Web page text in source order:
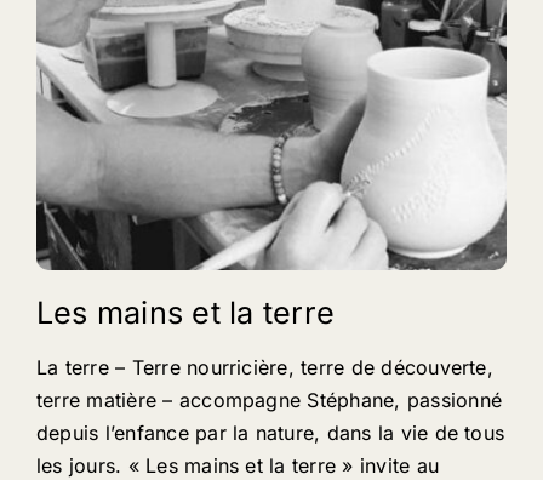
Les mains et la terre
La terre – Terre nourricière, terre de découverte,
terre matière – accompagne Stéphane, passionné
depuis l’enfance par la nature, dans la vie de tous
les jours. « Les mains et la terre » invite au